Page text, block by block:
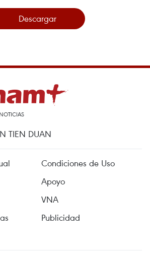
Descargar
TIEN DUAN
Condiciones de Uso
Apoyo
VNA
Publicidad